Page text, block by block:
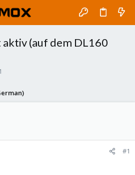
(auf dem DL160
#1